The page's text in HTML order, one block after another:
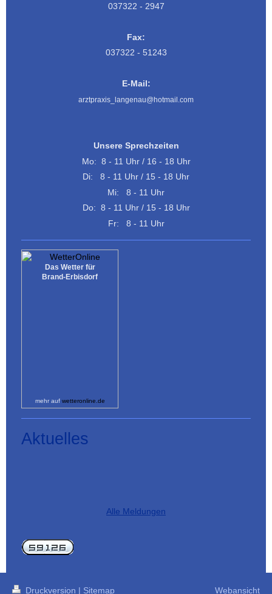
037322 - 2947
Fax:
037322 - 51243
E-Mail:
arztpraxis_langenau@hotmail.com
Unsere Sprechzeiten
Mo: 8 - 11 Uhr / 16 - 18 Uhr
Di: 8 - 11 Uhr / 15 - 18 Uhr
Mi: 8 - 11 Uhr
Do: 8 - 11 Uhr / 15 - 18 Uhr
Fr: 8 - 11 Uhr
Das Wetter für
Brand-Erbisdorf
mehr auf wetteronline.de
Aktuelles
Alle Meldungen
Druckversion | Sitemap Webansicht